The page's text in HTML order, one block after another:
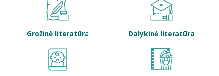
Grožinė literatūra Dalykinė literatūra